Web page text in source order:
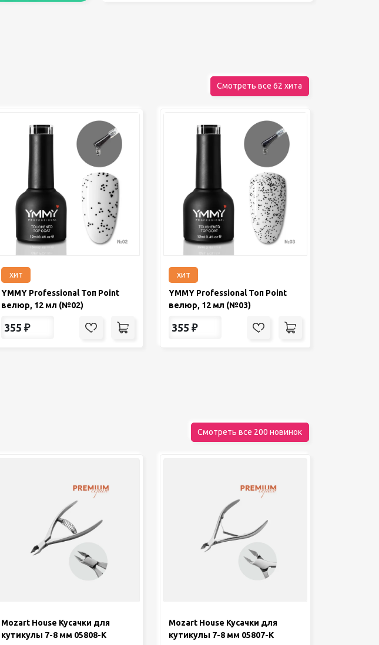
Смотреть все 62 хита
хит
YMMY Professional Топ Point
велюр, 12 мл (№02)
355 ₽
хит
YMMY Professional Топ Point
велюр, 12 мл (№03)
355 ₽
Смотреть все 200 новинок
Mozart House Кусачки для
кутикулы 7-8 мм 05808-К
Mozart House Кусачки для
кутикулы 7-8 мм 05807-К